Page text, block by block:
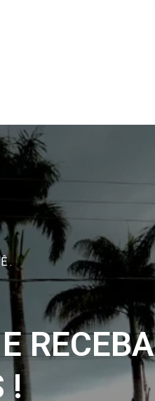
RECEBA
!